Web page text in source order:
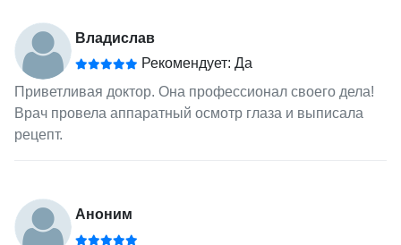
Владислав
Рекомендует: Да
Приветливая доктор. Она профессионал своего дела!
Врач провела аппаратный осмотр глаза и выписала
рецепт.
Аноним